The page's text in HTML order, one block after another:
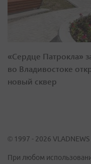
«Сердце Патрокла»
во Владивостоке
новый сквер
© 1997 - 2026 VLADNEWS
При любом